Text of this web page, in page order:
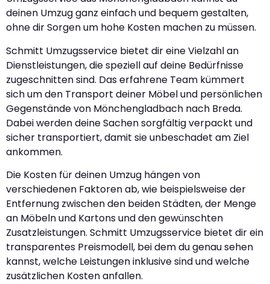
deinen Umzug ganz einfach und bequem gestalten,
ohne dir Sorgen um hohe Kosten machen zu müssen.
Schmitt Umzugsservice bietet dir eine Vielzahl an
Dienstleistungen, die speziell auf deine Bedürfnisse
zugeschnitten sind. Das erfahrene Team kümmert
sich um den Transport deiner Möbel und persönlichen
Gegenstände von Mönchengladbach nach Breda.
Dabei werden deine Sachen sorgfältig verpackt und
sicher transportiert, damit sie unbeschadet am Ziel
ankommen.
Die Kosten für deinen Umzug hängen von
verschiedenen Faktoren ab, wie beispielsweise der
Entfernung zwischen den beiden Städten, der Menge
an Möbeln und Kartons und den gewünschten
Zusatzleistungen. Schmitt Umzugsservice bietet dir ein
transparentes Preismodell, bei dem du genau sehen
kannst, welche Leistungen inklusive sind und welche
zusätzlichen Kosten anfallen.